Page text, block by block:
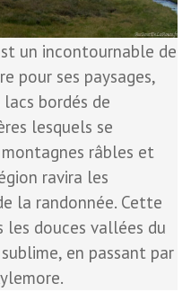
un incontournable de
pour ses paysages,
bordés de
lesquels se
râbles et
ravira les
la randonnée. Cette
les douces vallées du
en passant par